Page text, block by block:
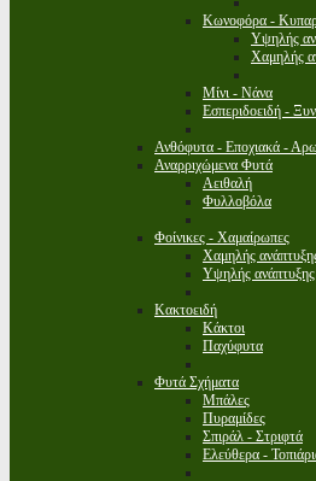
Κωνοφόρα -
Υψηλής
Χαμηλής
Μίνι - Νάνα
Εσπεριδοειδή -
Ανθόφυτα - Εποχιακά -
Αναρριχώμενα Φυτά
Αειθαλή
Φυλλοβόλα
Φοίνικες - Χαμαίρωπες
Χαμηλής
Υψηλής ανάπτυξης
Κακτοειδή
Κάκτοι
Παχύφυτα
Φυτά Σχήματα
Μπάλες
Πυραμίδες
Σπιράλ - Στριφτά
Ελεύθερα -